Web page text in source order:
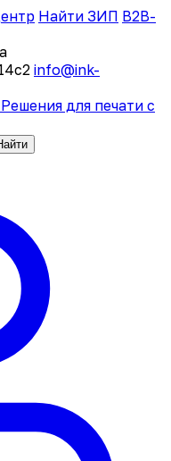
Найти ЗИП B2B-
info@ink-
Решения для печати с